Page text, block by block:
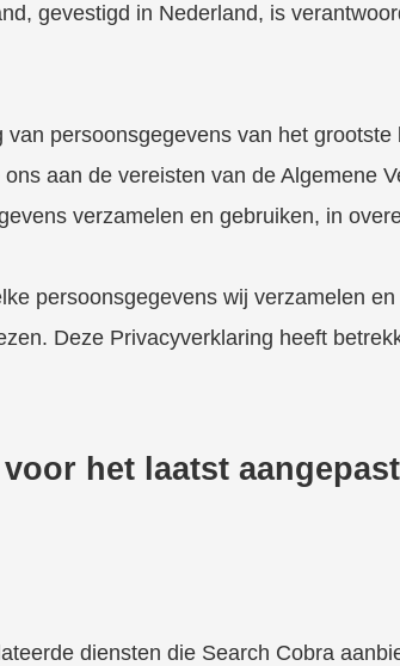
gevestigd in Nederland, is
persoonsgegevens van het
aan de vereisten van de Algemene
verzamelen en gebruiken, in
persoonsgegevens wij verzamelen
Deze Privacyverklaring heeft
het laatst
diensten die Search Cobra